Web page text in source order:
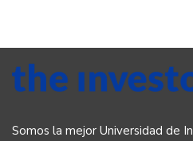
Somos la mejor Universidad de